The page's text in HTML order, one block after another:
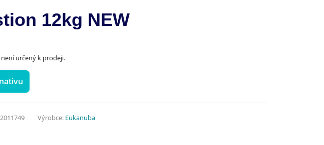
12kg NEW
určený k prodeji.
Výrobce: Eukanuba